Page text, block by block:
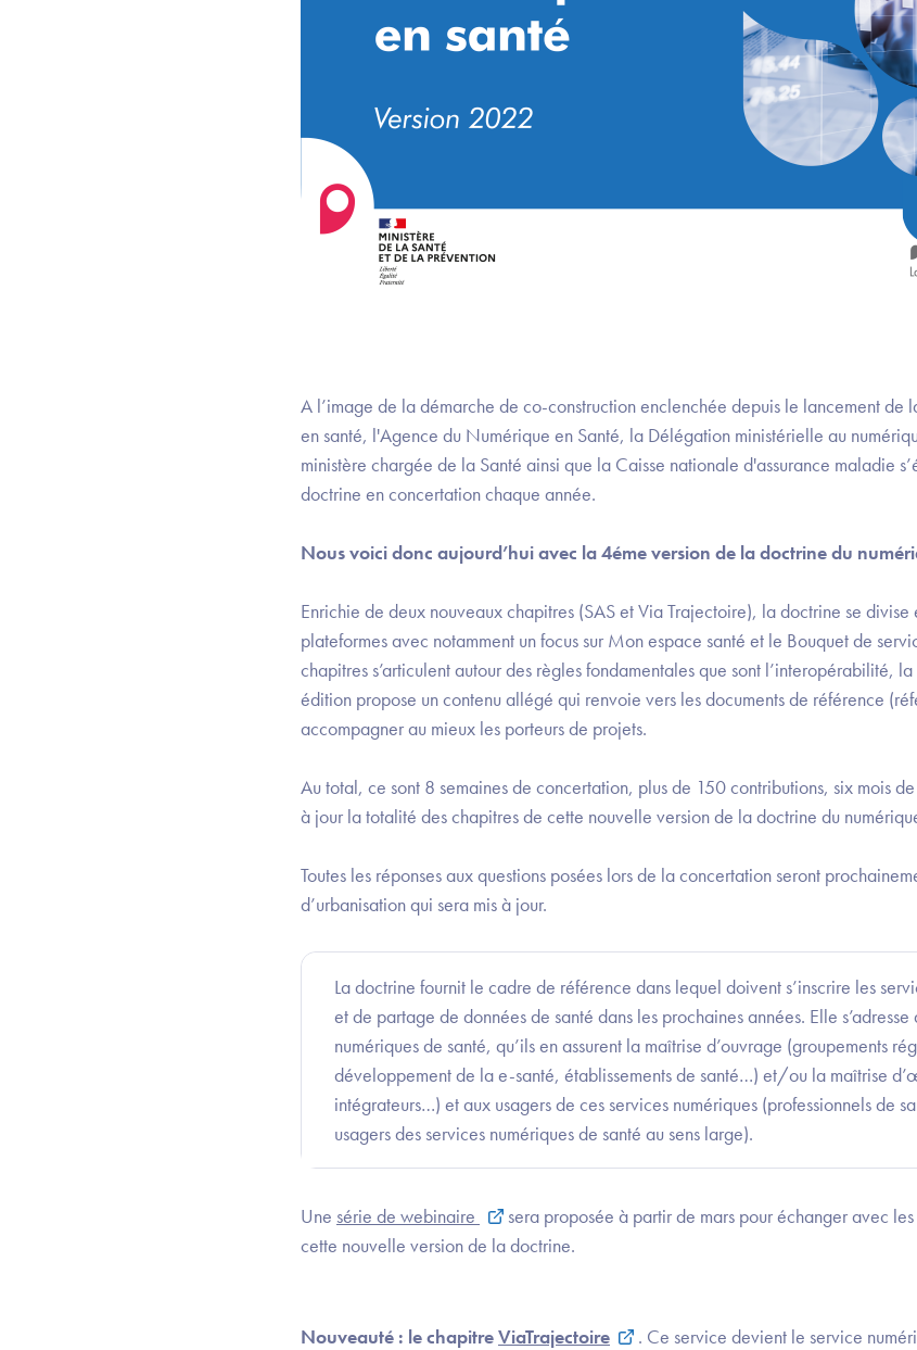
A l’image de la démarche de co-construction enclenchée depuis le lancement de
en santé, l'Agence du Numérique en Santé, la Délégation ministérielle au
ministère chargée de la Santé ainsi que la Caisse nationale d'assurance maladie
doctrine en concertation chaque année.
Nous voici donc aujourd’hui avec la 4éme version de la doctrine du
Enrichie de deux nouveaux chapitres (SAS et Via Trajectoire), la doctrine se
plateformes avec notamment un focus sur Mon espace santé et le Bouquet de
chapitres s’articulent autour des règles fondamentales que sont l’interopérabilité,
édition propose un contenu allégé qui renvoie vers les documents de référence
accompagner au mieux les porteurs de projets.
Au total, ce sont 8 semaines de concertation, plus de 150 contributions, six mois
à jour la totalité des chapitres de cette nouvelle version de la doctrine du
Toutes les réponses aux questions posées lors de la concertation seront
d’urbanisation qui sera mis à jour.
La doctrine fournit le cadre de référence dans lequel doivent s’inscrire les
et de partage de données de santé dans les prochaines années. Elle
numériques de santé, qu’ils en assurent la maîtrise d’ouvrage (groupements
développement de la e-santé, établissements de santé…) et/ou la maîtrise
intégrateurs…) et aux usagers de ces services numériques (professionnels de
usagers des services numériques de santé au sens large).
Une série de webinaire
sera proposée à partir de mars pour échanger avec
cette nouvelle version de la doctrine.
Nouveauté : le chapitreViaTrajectoire
. Ce service devient le service